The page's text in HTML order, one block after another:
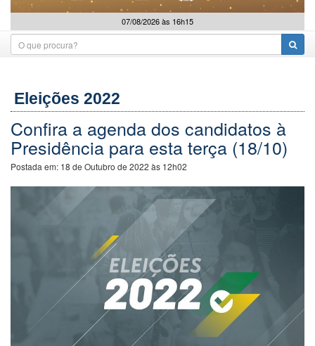
07/08/2026 às 16h15
Eleições 2022
Confira a agenda dos candidatos à
Presidência para esta terça (18/10)
Postada em: 18 de Outubro de 2022 às 12h02